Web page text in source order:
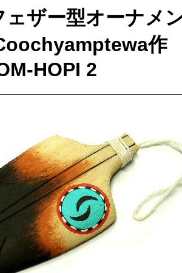
ザー型オーナメ
作
HOPI 2